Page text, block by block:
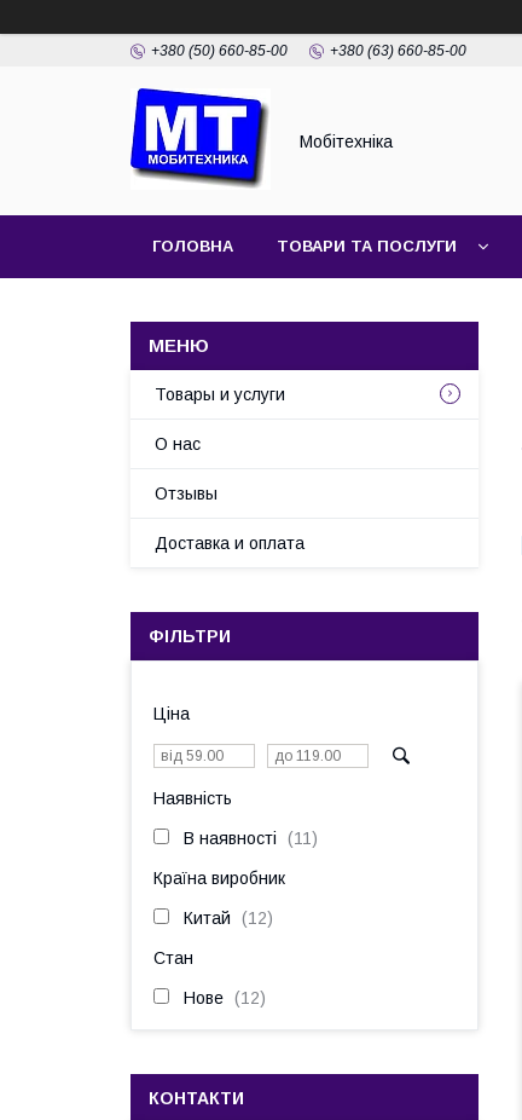
+380 (50) 660-85-00 +380 (63) 660-85-00
Мобітехніка
ГОЛОВНА ТОВАРИ ТА ПОСЛУГИ
Товары и услуги
О нас
Отзывы
Доставка и оплата
ФІЛЬТРИ
Ціна
Наявність
В наявності 11
Країна виробник
Китай 12
Стан
Нове 12
КОНТАКТИ